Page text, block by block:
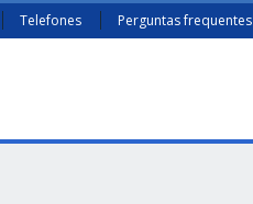
Telefones Perguntas frequentes